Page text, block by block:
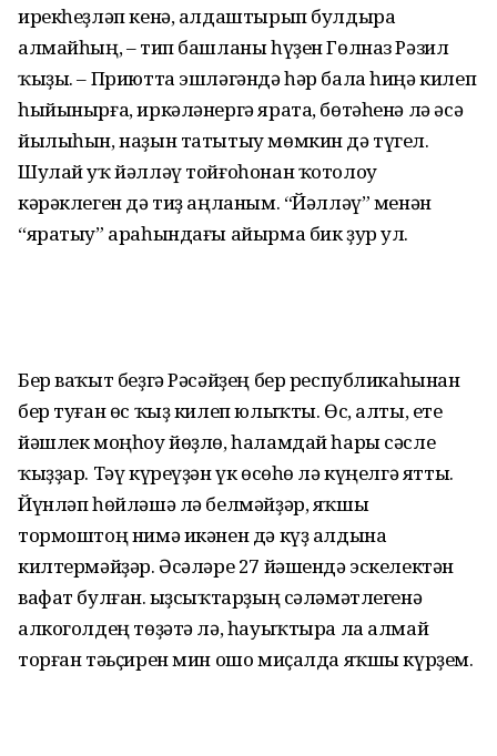
ирекһеҙләп кенә, алдаштырып булдыра
алмайһың, – тип башланы һүҙен Гөлназ Рәзил
ҡыҙы. – Приютта эшләгәндә һәр бала һиңә килеп
һыйынырға, иркәләнергә ярата, бөтәһенә лә әсә
йылыһын, наҙын татытыу мөмкин дә түгел.
Шулай уҡ йәлләү тойғоһонан ҡотолоу
кәрәклеген дә тиҙ аңланым. “Йәлләү” менән
“яратыу” араһындағы айырма бик ҙур ул.
Бер ваҡыт беҙгә Рәсәйҙең бер республикаһынан
бер туған өс ҡыҙ килеп юлыҡты. Өс, алты, ете
йәшлек моңһоу йөҙлө, һаламдай һары сәсле
ҡыҙҙар. Тәү күреүҙән үк өсөһө лә күңелгә ятты.
Йүнләп һөйләшә лә белмәйҙәр, яҡшы
тормоштоң нимә икәнен дә күҙ алдына
килтермәйҙәр. Әсәләре 27 йәшендә эскелектән
вафат булған. Ҡыҙсыҡтарҙың сәләмәтлегенә
алкоголдең төҙәтә лә, һауыҡтыра ла алмай
торған тәьҫирен мин ошо миҫалда яҡшы күрҙем.